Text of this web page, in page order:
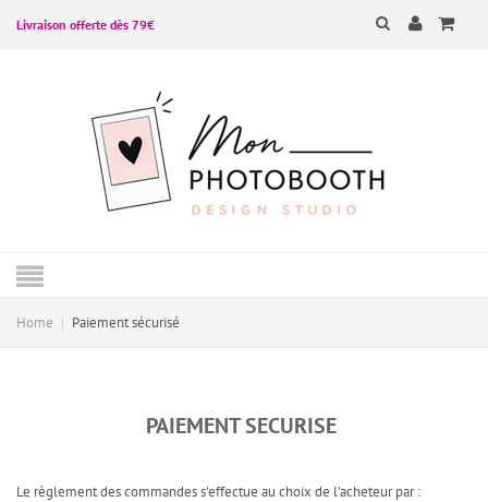
Livraison offerte dès 79€
Home Paiement sécurisé
PAIEMENT SECURISE
Le règlement des commandes s'effectue au choix de l’acheteur par :